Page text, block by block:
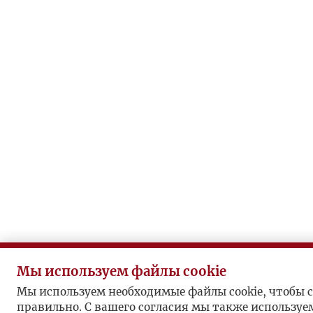
Мы используем файлы cookie
Мы используем необходимые файлы cookie, чтобы
правильно. С вашего согласия мы также